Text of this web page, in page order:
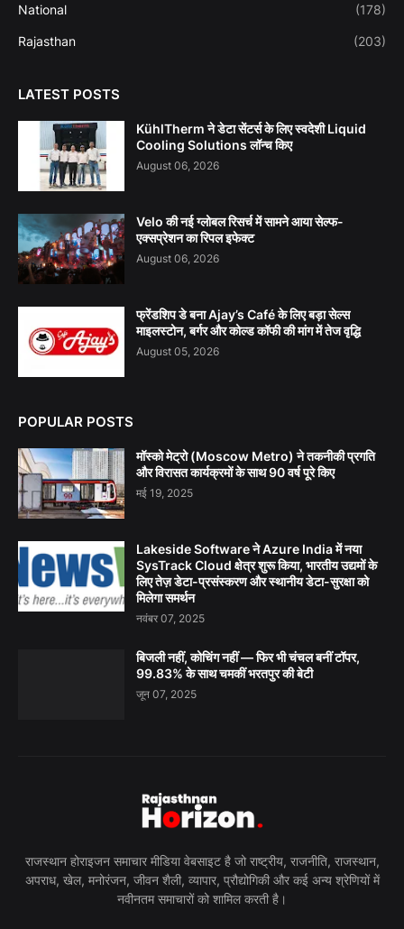
National (178)
Rajasthan (203)
LATEST POSTS
KühlTherm ने डेटा सेंटर्स के लिए स्वदेशी Liquid
Cooling Solutions लॉन्च किए
August 06, 2026
Velo की नई ग्लोबल रिसर्च में सामने आया सेल्फ-
एक्सप्रेशन का रिपल इफेक्ट
August 06, 2026
फ्रेंडशिप डे बना Ajay’s Café के लिए बड़ा सेल्स
माइलस्टोन, बर्गर और कोल्ड कॉफी की मांग में तेज वृद्धि
August 05, 2026
POPULAR POSTS
मॉस्को मेट्रो (Moscow Metro) ने तकनीकी प्रगति
और विरासत कार्यक्रमों के साथ 90 वर्ष पूरे किए
मई 19, 2025
Lakeside Software ने Azure India में नया
SysTrack Cloud क्षेत्र शुरू किया, भारतीय उद्यमों के
लिए तेज़ डेटा-प्रसंस्करण और स्थानीय डेटा-सुरक्षा को
मिलेगा समर्थन
नवंबर 07, 2025
बिजली नहीं, कोचिंग नहीं — फिर भी चंचल बनीं टॉपर,
99.83% के साथ चमकीं भरतपुर की बेटी
जून 07, 2025
राजस्थान होराइजन समाचार मीडिया वेबसाइट है जो राष्ट्रीय, राजनीति, राजस्थान,
अपराध, खेल, मनोरंजन, जीवन शैली, व्यापार, प्रौद्योगिकी और कई अन्य श्रेणियों में
नवीनतम समाचारों को शामिल करती है।